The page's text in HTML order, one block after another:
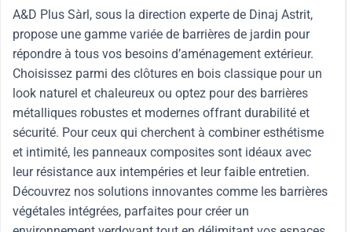
A&D Plus Sàrl, sous la direction experte de Dinaj Astrit,
propose une gamme variée de barrières de jardin pour
répondre à tous vos besoins d’aménagement extérieur.
Choisissez parmi des clôtures en bois classique pour un
look naturel et chaleureux ou optez pour des barrières
métalliques robustes et modernes offrant durabilité et
sécurité. Pour ceux qui cherchent à combiner esthétisme
et intimité, les panneaux composites sont idéaux avec
leur résistance aux intempéries et leur faible entretien.
Découvrez nos solutions innovantes comme les barrières
végétales intégrées, parfaites pour créer un